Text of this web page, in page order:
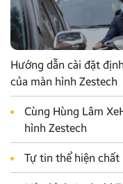
Hướng dẫn cài đặt
của màn hình Zestech
Cùng Hùng Lâm
hình Zestech
Tự tin thể hiện chất